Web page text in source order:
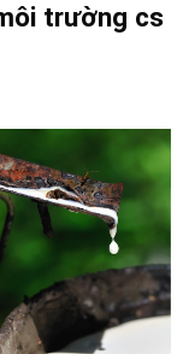
trường cs